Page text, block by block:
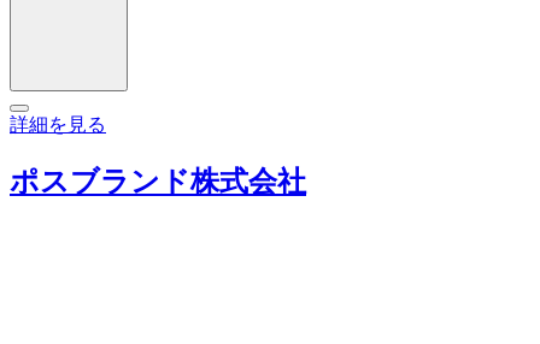
詳細を見る
ポスブランド株式会社